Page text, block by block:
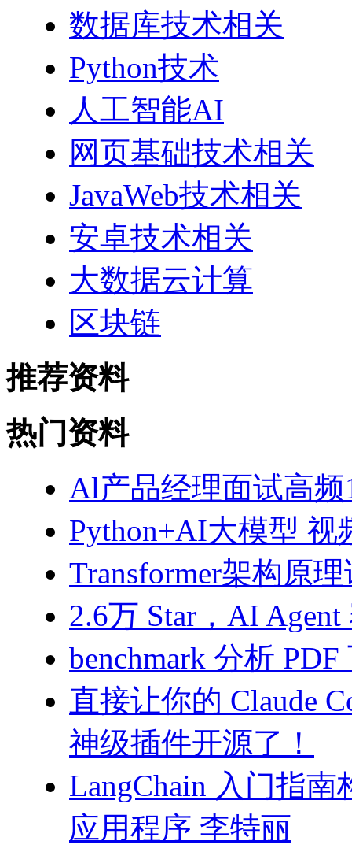
数据库技术相关
Python技术
人工智能AI
网页基础技术相关
JavaWeb技术相关
安卓技术相关
大数据云计算
区块链
推荐资料
热门资料
Al产品经理面试高频
Python+AI大模型 视
Transformer架构原
2.6万 Star，AI
benchmark 分析 PDF
直接让你的 Claude
神级插件开源了！
LangChain 入门指
应用程序 李特丽